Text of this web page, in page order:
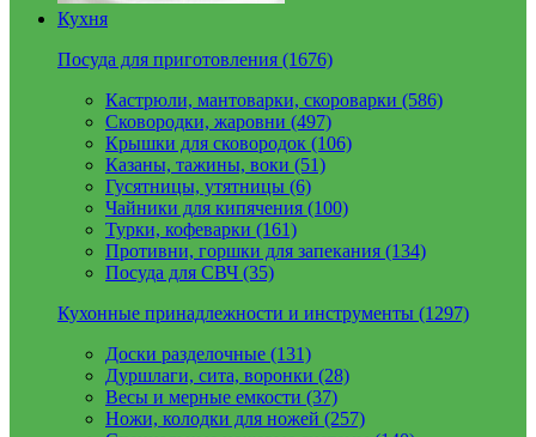
Кухня
Посуда для приготовления (1676)
Кастрюли, мантоварки, скороварки (586)
Сковородки, жаровни (497)
Крышки для сковородок (106)
Казаны, тажины, воки (51)
Гусятницы, утятницы (6)
Чайники для кипячения (100)
Турки, кофеварки (161)
Противни, горшки для запекания (134)
Посуда для СВЧ (35)
Кухонные принадлежности и инструменты (1297)
Доски разделочные (131)
Дуршлаги, сита, воронки (28)
Весы и мерные емкости (37)
Ножи, колодки для ножей (257)